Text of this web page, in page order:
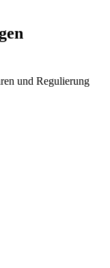
und Regulierung